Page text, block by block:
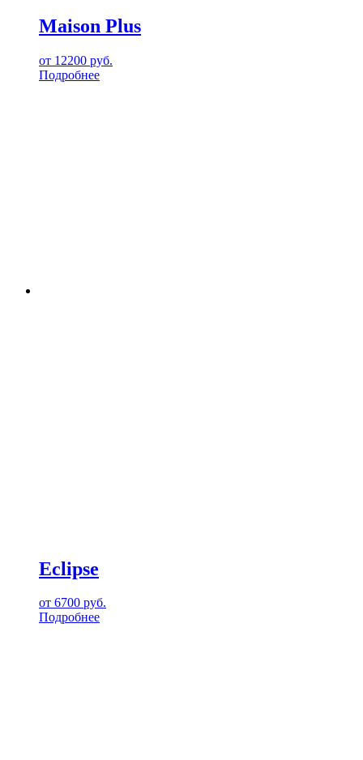
Maison Plus
от 12200 руб.
Подробнее
Eclipse
от 6700 руб.
Подробнее